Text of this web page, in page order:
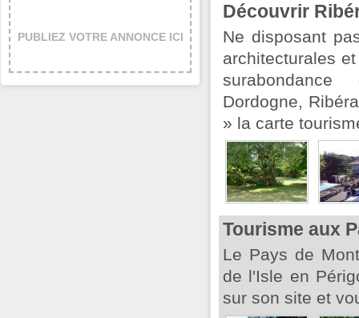
Découvrir
Ne disposant
architecturales
Dordogne,
» la carte
Tourisme aux
Le Pays de
de l'Isle en
sur son site et
PUBLIEZ VOTRE ANNONCE ICI